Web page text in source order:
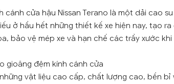
cánh cửa hậu Nissan Terano là một dải cao
ở hầu hết những thiết kế xe hiện nay, tạo
bảo vệ mép xe và hạn chế các trầy xước
gioăng đệm kính cánh cửa
vật liệu cao cấp, chất lượng cao, bền